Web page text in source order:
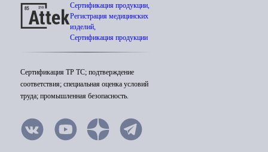
Сертификация продукции,
Регистрация медицинских
изделий,
Сертификация продукции
Сертификация ТР ТС; подтверждение
соответствия; специальная оценка условий
труда; промышленная безопасность.